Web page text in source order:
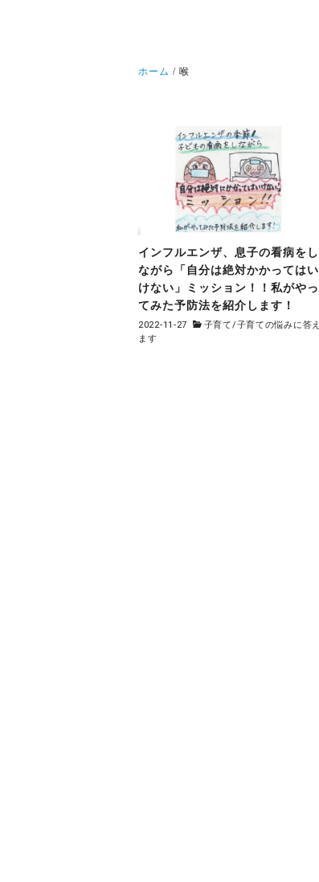
ホーム 喉
インフルエンザ、息子の看病をし
ながら「自分は絶対かかってはい
けない」ミッション！！私がやっ
てみた予防法を紹介します！
2022-11-27 子育て/子育ての悩みに答え
ます